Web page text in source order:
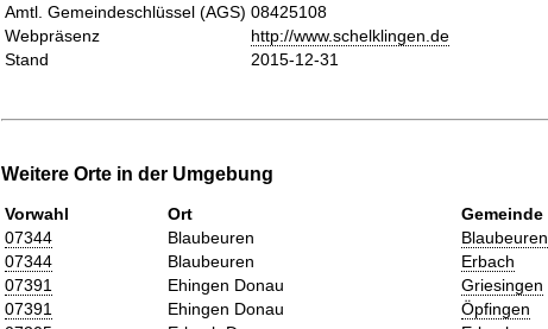
Amtl. Gemeindeschlüssel (AGS) 08425108
Webpräsenz
http://www.schelklingen.de
Stand
2015-12-31
Weitere Orte in der Umgebung
Vorwahl Ort
Gemeinde
07344
Blaubeuren
Blaubeuren
07344
Blaubeuren
Erbach
07391
Ehingen Donau
Griesingen
07391
Ehingen Donau
Öpfingen